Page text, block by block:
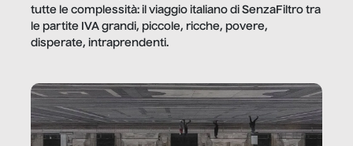
tutte le complessità: il viaggio italiano di SenzaFiltro tra
le partite IVA grandi, piccole, ricche, povere,
disperate, intraprendenti.